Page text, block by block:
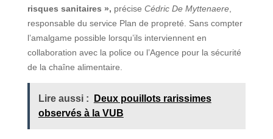
risques sanitaires », précise Cédric De Myttenaere,
responsable du service Plan de propreté. Sans compter
l’amalgame possible lorsqu’ils interviennent en
collaboration avec la police ou l’Agence pour la sécurité
de la chaîne alimentaire.
Lire aussi :
Deux pouillots rarissimes
observés à la VUB